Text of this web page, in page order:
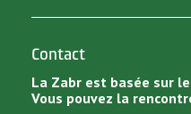
Contact
La Zabr est basée sur
Vous pouvez la